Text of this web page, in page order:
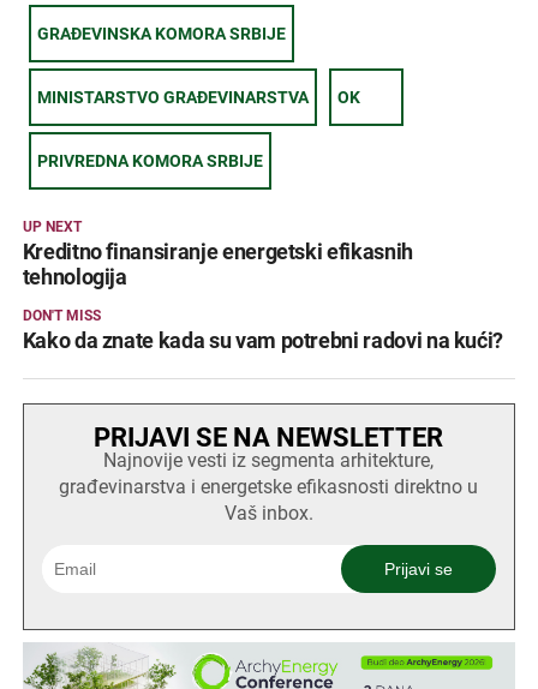
GRAĐEVINSKA KOMORA SRBIJE
MINISTARSTVO GRAĐEVINARSTVA OK
PRIVREDNA KOMORA SRBIJE
UP NEXT
Kreditno finansiranje energetski efikasnih
tehnologija
DON'T MISS
Kako da znate kada su vam potrebni radovi na kući?
PRIJAVI SE NA NEWSLETTER
Najnovije vesti iz segmenta arhitekture,
građevinarstva i energetske efikasnosti direktno u
Vaš inbox.